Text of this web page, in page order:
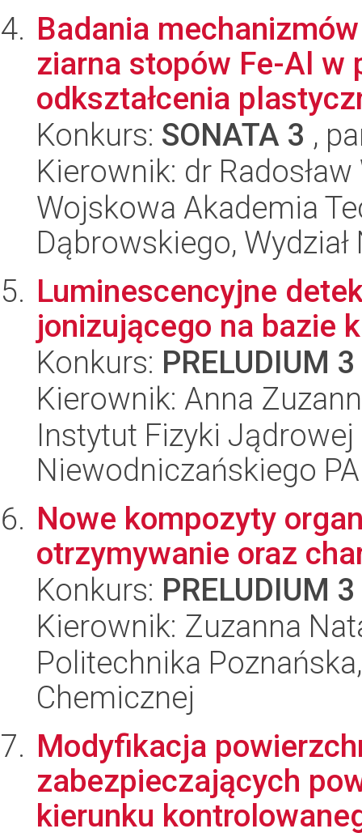
Badania
ziarna stopów Fe-Al w
odkształcenia
Konkurs: SONATA 3 ,
Kierownik: dr
Wojskowa Akademia
Dąbrowskiego,
Luminescencyjne
jonizującego na bazie
Konkurs: PRELUDIUM 3
Kierownik: Anna
Instytut Fizyki
Niewodniczańskiego
Nowe kompozyty
otrzymywanie oraz
Konkurs: PRELUDIUM 3
Kierownik: Zuzanna
Politechnika
Chemicznej
Modyfikacja
zabezpieczających
kierunku